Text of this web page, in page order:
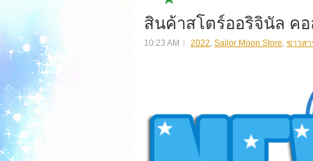
สินค้าสโตร์ออริจินัล ค
10:23 AM 2022, Sailor Moon Store, ข่าวสา